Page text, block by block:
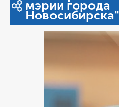
мэрии города
Новосибирска"